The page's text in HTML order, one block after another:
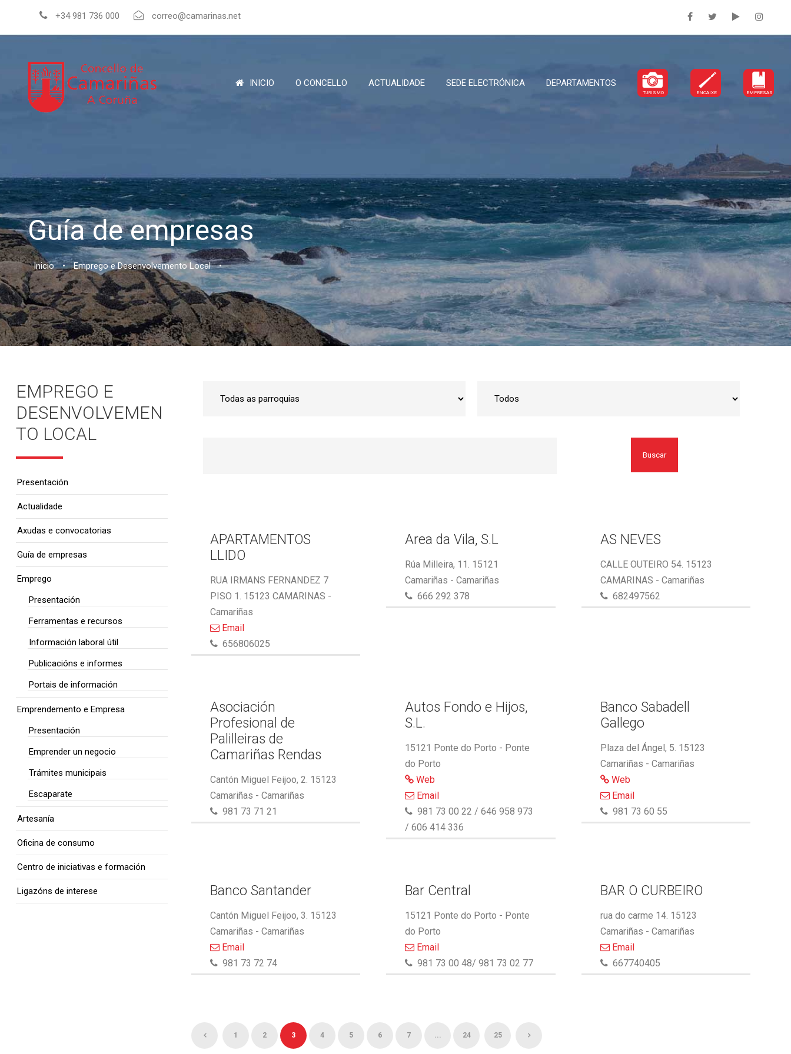
+34 981 736 000 correo@camarinas.net
INICIO O CONCELLO ACTUALIDADE SEDE ELECTRÓNICA DEPARTAMENTOS
TURISMO ENCAIXE EMPRESAS
Guía de empresas
Inicio • Emprego e Desenvolvemento Local •
Buscar
APARTAMENTOS
LLIDO
RUA IRMANS FERNANDEZ 7
PISO 1. 15123 CAMARINAS -
Camariñas
Email
656806025
Area da Vila, S.L
Rúa Milleira, 11. 15121
Camariñas - Camariñas
666 292 378
AS NEVES
CALLE OUTEIRO 54. 15123
CAMARINAS - Camariñas
682497562
Asociación
Profesional de
Palilleiras de
Camariñas Rendas
Cantón Miguel Feijoo, 2. 15123
Camariñas - Camariñas
981 73 71 21
Autos Fondo e Hijos,
S.L.
15121 Ponte do Porto - Ponte
do Porto
Web
Email
981 73 00 22 / 646 958 973
/ 606 414 336
Banco Sabadell
Gallego
Plaza del Ángel, 5. 15123
Camariñas - Camariñas
Web
Email
981 73 60 55
Banco Santander
Cantón Miguel Feijoo, 3. 15123
Camariñas - Camariñas
Email
981 73 72 74
Bar Central
15121 Ponte do Porto - Ponte
do Porto
Email
981 73 00 48/ 981 73 02 77
BAR O CURBEIRO
rua do carme 14. 15123
Camariñas - Camariñas
Email
667740405
1 2 3 4 5 6 7 ... 24 25
EMPREGO E
DESENVOLVEMEN
TO LOCAL
Presentación
Actualidade
Axudas e convocatorias
Guía de empresas
Emprego
Presentación
Ferramentas e recursos
Información laboral útil
Publicacións e informes
Portais de información
Emprendemento e Empresa
Presentación
Emprender un negocio
Trámites municipais
Escaparate
Artesanía
Oficina de consumo
Centro de iniciativas e formación
Ligazóns de interese